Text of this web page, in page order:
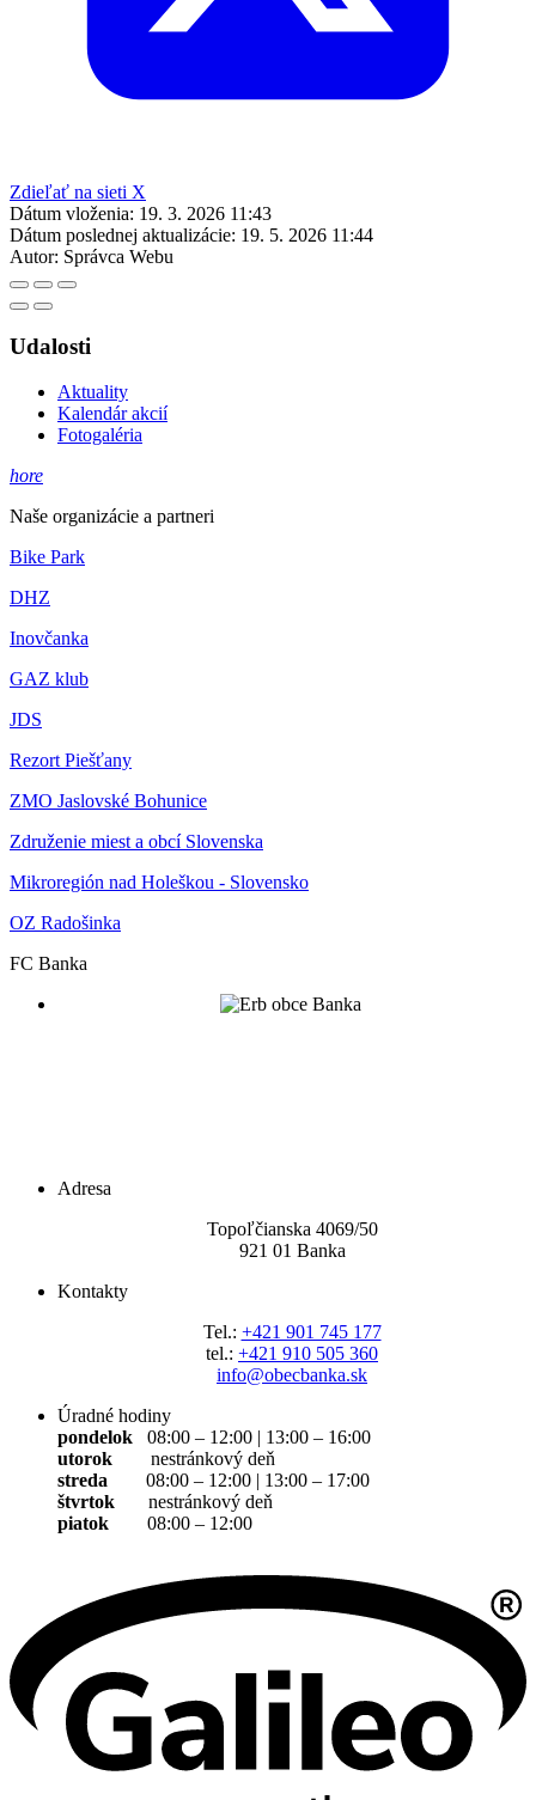
Zdieľať na sieti X
Dátum vloženia: 19. 3. 2026 11:43
Dátum poslednej aktualizácie: 19. 5. 2026 11:44
Autor: Správca Webu
Udalosti
Aktuality
Kalendár akcií
Fotogaléria
hore
Naše organizácie a partneri
Bike Park
DHZ
Inovčanka
GAZ klub
JDS
Rezort Piešťany
ZMO Jaslovské Bohunice
Združenie miest a obcí Slovenska
Mikroregión nad Holeškou - Slovensko
OZ Radošinka
FC Banka
Adresa
Topoľčianska 4069/50
921 01 Banka
Kontakty
Tel.: +421 901 745 177
tel.: +421 910 505 360
info@obecbanka.sk
Úradné hodiny
pondelok
08:00 – 12:00 | 13:00 – 16:00
utorok nestránkový deň
streda 08:00 – 12:00 | 13:00 – 17:00
štvrtok nestránkový deň
piatok 08:00 – 12:00